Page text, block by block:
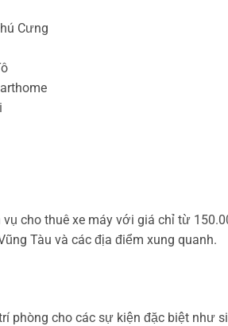
Cưng
vụ cho thuê xe máy với giá chỉ từ
Tàu và các địa điểm xung quanh.
phòng cho các sự kiện đặc biệt như